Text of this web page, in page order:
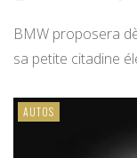
BMW proposera
sa petite citadine
AUTOS